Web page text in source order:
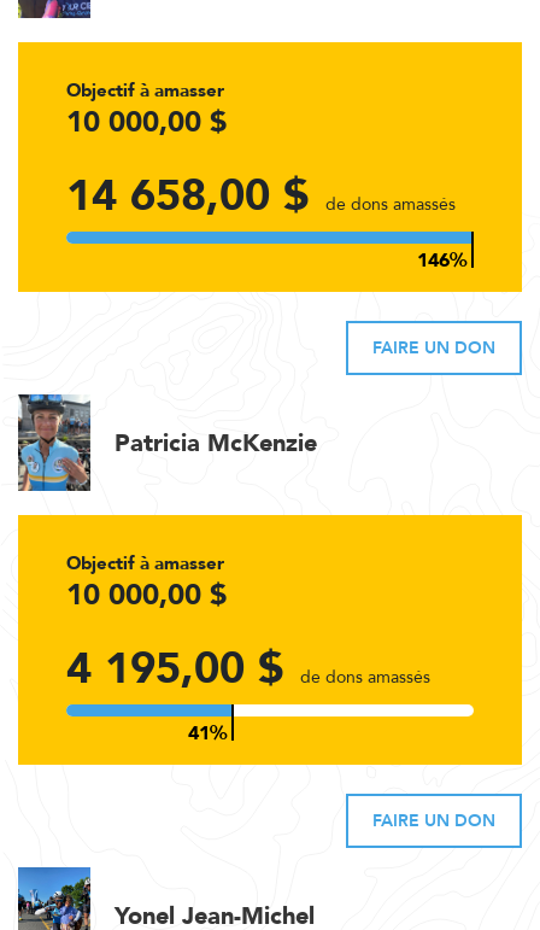
Objectif à amasser
10 000,00 $
14 658,00 $ de dons amassés
FAIRE UN DON
Patricia McKenzie
Objectif à amasser
10 000,00 $
4 195,00 $ de dons amassés
FAIRE UN DON
Yonel Jean-Michel